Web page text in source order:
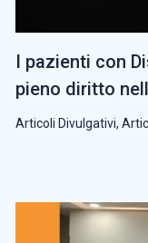
I pazienti con
pieno diritto
Articoli Divulgativi,